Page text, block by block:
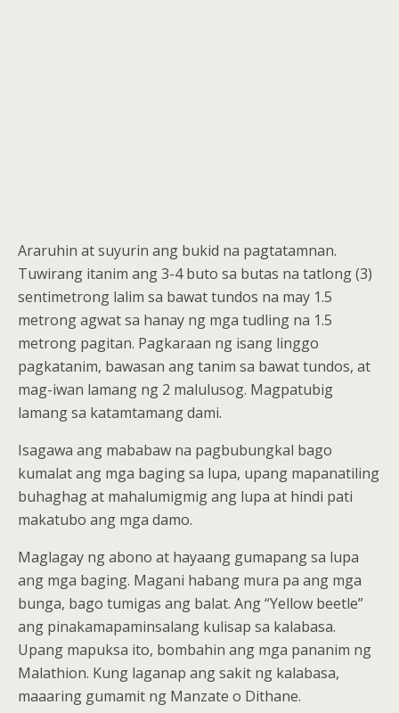
Araruhin at suyurin ang bukid na pagtatamnan.
Tuwirang itanim ang 3-4 buto sa butas na tatlong (3)
sentimetrong lalim sa bawat tundos na may 1.5
metrong agwat sa hanay ng mga tudling na 1.5
metrong pagitan. Pagkaraan ng isang linggo
pagkatanim, bawasan ang tanim sa bawat tundos, at
mag-iwan lamang ng 2 malulusog. Magpatubig
lamang sa katamtamang dami.
Isagawa ang mababaw na pagbubungkal bago
kumalat ang mga baging sa lupa, upang mapanatiling
buhaghag at mahalumigmig ang lupa at hindi pati
makatubo ang mga damo.
Maglagay ng abono at hayaang gumapang sa lupa
ang mga baging. Magani habang mura pa ang mga
bunga, bago tumigas ang balat. Ang “Yellow beetle”
ang pinakamapaminsalang kulisap sa kalabasa.
Upang mapuksa ito, bombahin ang mga pananim ng
Malathion. Kung laganap ang sakit ng kalabasa,
maaaring gumamit ng Manzate o Dithane.